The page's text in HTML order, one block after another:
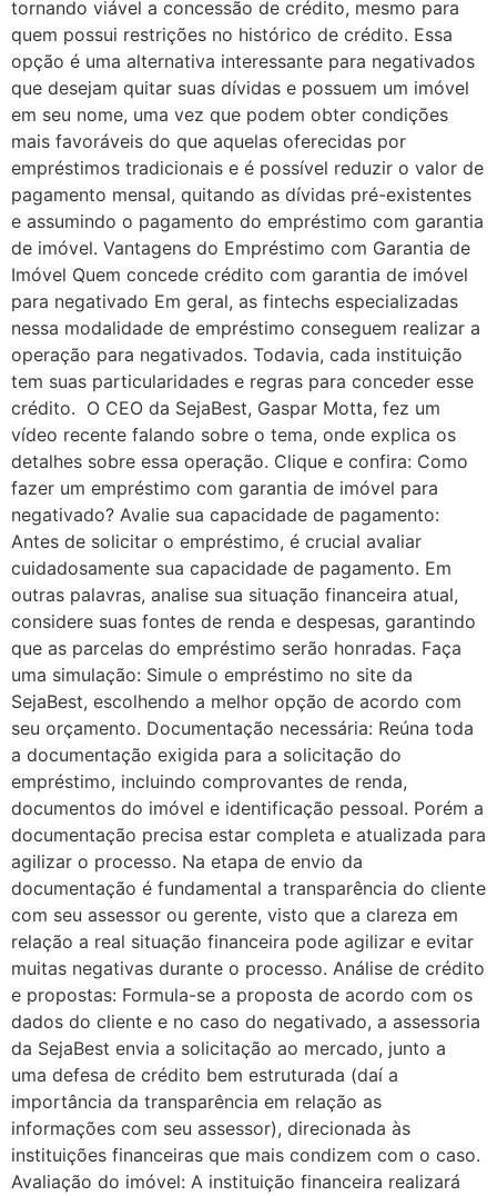
tornando viável a concessão de crédito, mesmo para
quem possui restrições no histórico de crédito. Essa
opção é uma alternativa interessante para negativados
que desejam quitar suas dívidas e possuem um imóvel
em seu nome, uma vez que podem obter condições
mais favoráveis do que aquelas oferecidas por
empréstimos tradicionais e é possível reduzir o valor de
pagamento mensal, quitando as dívidas pré-existentes
e assumindo o pagamento do empréstimo com garantia
de imóvel. Vantagens do Empréstimo com Garantia de
Imóvel Quem concede crédito com garantia de imóvel
para negativado Em geral, as fintechs especializadas
nessa modalidade de empréstimo conseguem realizar a
operação para negativados. Todavia, cada instituição
tem suas particularidades e regras para conceder esse
crédito. O CEO da SejaBest, Gaspar Motta, fez um
vídeo recente falando sobre o tema, onde explica os
detalhes sobre essa operação. Clique e confira: Como
fazer um empréstimo com garantia de imóvel para
negativado? Avalie sua capacidade de pagamento:
Antes de solicitar o empréstimo, é crucial avaliar
cuidadosamente sua capacidade de pagamento. Em
outras palavras, analise sua situação financeira atual,
considere suas fontes de renda e despesas, garantindo
que as parcelas do empréstimo serão honradas. Faça
uma simulação: Simule o empréstimo no site da
SejaBest, escolhendo a melhor opção de acordo com
seu orçamento. Documentação necessária: Reúna toda
a documentação exigida para a solicitação do
empréstimo, incluindo comprovantes de renda,
documentos do imóvel e identificação pessoal. Porém a
documentação precisa estar completa e atualizada para
agilizar o processo. Na etapa de envio da
documentação é fundamental a transparência do cliente
com seu assessor ou gerente, visto que a clareza em
relação a real situação financeira pode agilizar e evitar
muitas negativas durante o processo. Análise de crédito
e propostas: Formula-se a proposta de acordo com os
dados do cliente e no caso do negativado, a assessoria
da SejaBest envia a solicitação ao mercado, junto a
uma defesa de crédito bem estruturada (daí a
importância da transparência em relação as
informações com seu assessor), direcionada às
instituições financeiras que mais condizem com o caso.
Avaliação do imóvel: A instituição financeira realizará